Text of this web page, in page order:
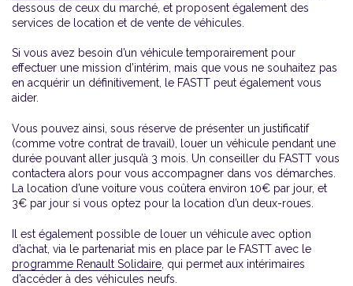
dessous de ceux du marché, et proposent également des
services de location et de vente de véhicules.
Si vous avez besoin d’un véhicule temporairement pour
effectuer une mission d’intérim, mais que vous ne souhaitez pas
en acquérir un définitivement, le FASTT peut également vous
aider.
Vous pouvez ainsi, sous réserve de présenter un justificatif
(comme votre contrat de travail), louer un véhicule pendant une
durée pouvant aller jusqu’à 3 mois. Un conseiller du FASTT vous
contactera alors pour vous accompagner dans vos démarches.
La location d’une voiture vous coûtera environ 10€ par jour, et
3€ par jour si vous optez pour la location d’un deux-roues.
Il est également possible de louer un véhicule avec option
d’achat, via le partenariat mis en place par le FASTT avec le
programme Renault Solidaire , qui permet aux intérimaires
d’accéder à des véhicules neufs.